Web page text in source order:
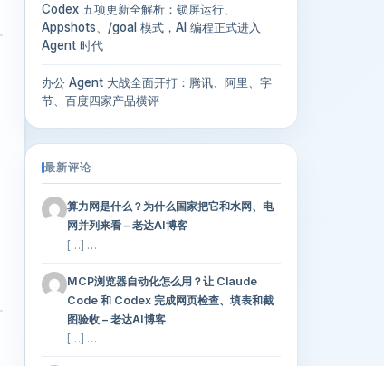
Codex 五项更新全解析：锁屏运行、
Appshots、/goal 模式，AI 编程正式进入
Agent 时代
办公 Agent 大战全面开打：腾讯、阿里、字
节、百度四家产品横评
最新评论
算力网是什么？为什么国家把它和水网、电
网并列来看 – 老达AI博客
[…] …
MCP浏览器自动化怎么用？让 Claude
Code 和 Codex 完成网页检查、填表和截
图验收 – 老达AI博客
[…] …